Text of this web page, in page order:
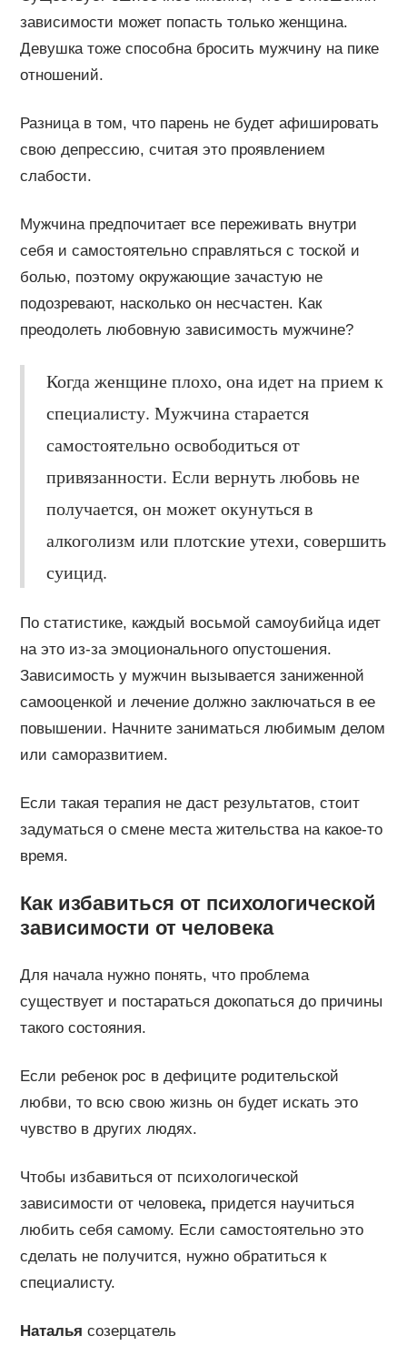
зависимости может попасть только женщина.
Девушка тоже способна бросить мужчину на пике
отношений.
Разница в том, что парень не будет афишировать
свою депрессию, считая это проявлением
слабости.
Мужчина предпочитает все переживать внутри
себя и самостоятельно справляться с тоской и
болью, поэтому окружающие зачастую не
подозревают, насколько он несчастен. Как
преодолеть любовную зависимость мужчине?
Когда женщине плохо, она идет на прием к
специалисту. Мужчина старается
самостоятельно освободиться от
привязанности. Если вернуть любовь не
получается, он может окунуться в
алкоголизм или плотские утехи, совершить
суицид.
По статистике, каждый восьмой самоубийца идет
на это из-за эмоционального опустошения.
Зависимость у мужчин вызывается заниженной
самооценкой и лечение должно заключаться в ее
повышении. Начните заниматься любимым делом
или саморазвитием.
Если такая терапия не даст результатов, стоит
задуматься о смене места жительства на какое-то
время.
Как избавиться от психологической
зависимости от человека
Для начала нужно понять, что проблема
существует и постараться докопаться до причины
такого состояния.
Если ребенок рос в дефиците родительской
любви, то всю свою жизнь он будет искать это
чувство в других людях.
Чтобы избавиться от психологической
зависимости от человека, придется научиться
любить себя самому. Если самостоятельно это
сделать не получится, нужно обратиться к
специалисту.
Наталья созерцатель